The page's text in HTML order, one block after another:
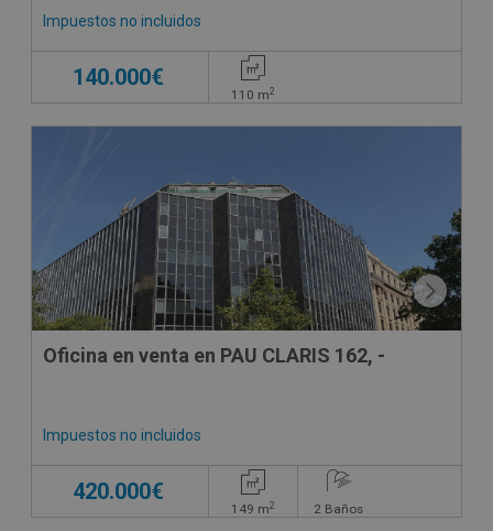
Impuestos no incluidos
140.000€
110 m2
Oficina en venta en PAU CLARIS 162, -
Impuestos no incluidos
420.000€
149 m2 2 Baños